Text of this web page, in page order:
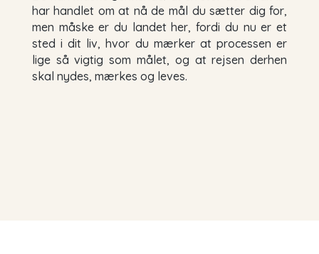
har handlet om at nå de mål du sætter dig for,
men måske er du landet her, fordi du nu er et
sted i dit liv, hvor du mærker at processen er
lige så vigtig som målet, og at rejsen derhen
skal nydes, mærkes og leves.